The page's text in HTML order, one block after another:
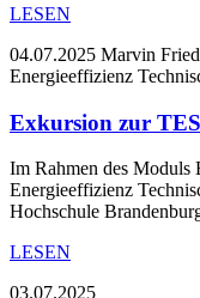
LESEN
04.07.2025 Marvin
Energieeffizienz
Exkursion zur
Im Rahmen des Moduls
Energieeffizienz
Hochschule
LESEN
03.07.2025